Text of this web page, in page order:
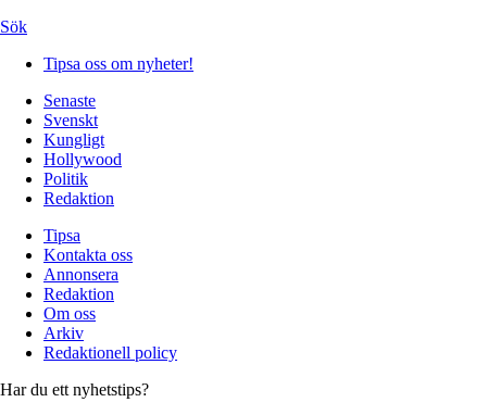
Sök
Tipsa oss om nyheter!
Senaste
Svenskt
Kungligt
Hollywood
Politik
Redaktion
Tipsa
Kontakta oss
Annonsera
Redaktion
Om oss
Arkiv
Redaktionell policy
Har du ett nyhetstips?